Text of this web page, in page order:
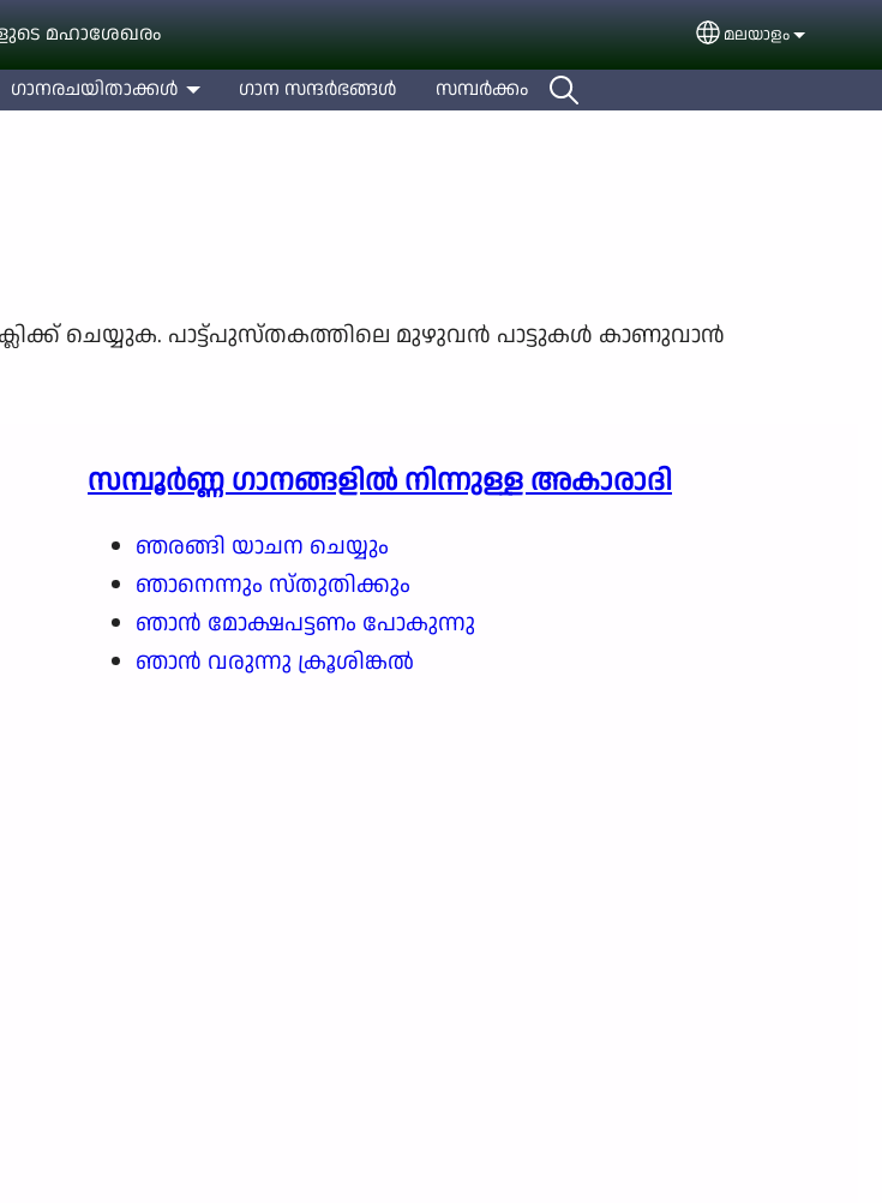
മഹാശേഖരം Select your
മലയാളം
ഗാനരചയിതാക്കള്‍ ഗാന സന്ദര്‍ഭങ്ങള്‍ സമ്പര്‍ക്കം
ചെയ്യുക. പാട്ട്പുസ്തകത്തിലെ മുഴുവന്‍ പാട്ടുകള്‍ കാണുവാന്‍
സമ്പൂർണ്ണ ഗാനങ്ങളില്‍ നിന്നുള്ള അകാരാദി
ഞരങ്ങി യാചന ചെയ്യും
ഞാനെന്നും സ്തുതിക്കും
ഞാൻ മോക്ഷപട്ടണം പോകുന്നു
ഞാൻ വരുന്നു ക്രൂശിങ്കൽ